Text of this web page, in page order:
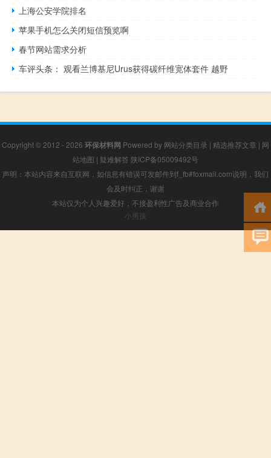
上海公安学院排名
苹果手机怎么关闭短信预览啊
春节网站需求分析
车评头条： 观看兰博基尼Urus获得碳纤维宽体套件 越野
Copyright © 2012 - 2026 环保材料网 Powered by 网站分类目录 | 精选推荐文章 | 网
站地图 | 疑难解答 陕ICP备05009492号
声明：本站内容来自互联网，如信息有错误可发邮件到f_fb#foxmail.com说明，我们
会及时纠正，谢谢
本站仅为个人兴趣爱好，不接盈利性广告及商业合作
小男孩